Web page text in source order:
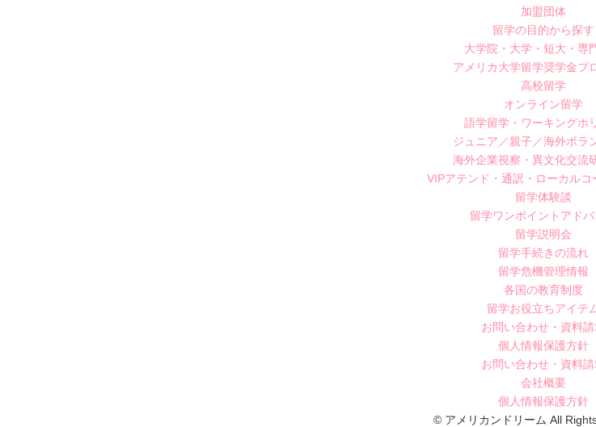
加盟団体
留学の目的から探す
大学院・大学・短大・専
アメリカ大学留学奨学金プ
高校留学
オンライン留学
語学留学・ワーキングホ
ジュニア／親子／海外ボラ
海外企業視察・異文化交流
VIPアテンド・通訳・ローカルコ
留学体験談
留学ワンポイントアドバ
留学説明会
留学手続きの流れ
留学危機管理情報
各国の教育制度
留学お役立ちアイテ
お問い合わせ・資料
個人情報保護方針
お問い合わせ・資料
会社概要
個人情報保護方針
© アメリカンドリーム All